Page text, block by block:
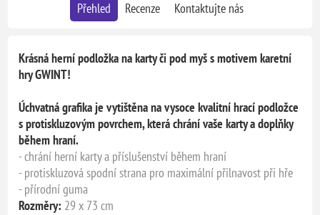
Přehled Recenze Kontaktujte nás
Krásná herní podložka na karty či pod myš s motivem karetní
hry GWINT!
Úchvatná grafika je vytištěna na vysoce kvalitní hrací podložce
s protiskluzovým povrchem, která chrání vaše karty a doplňky
během hraní.
- chrání herní karty a příslušenství během hraní
- protiskluzová spodní strana pro maximální přilnavost při hře
- přírodní guma
Rozměry: 29 x 73 cm